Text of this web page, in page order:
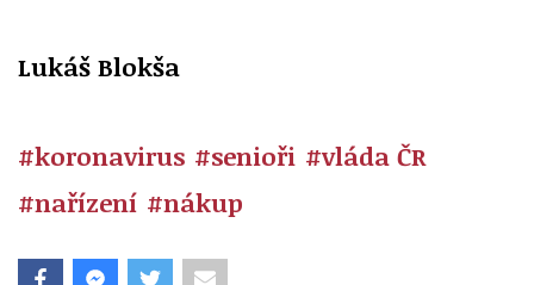
Lukáš Blokša
#koronavirus #senioři #vláda ČR
#nařízení #nákup